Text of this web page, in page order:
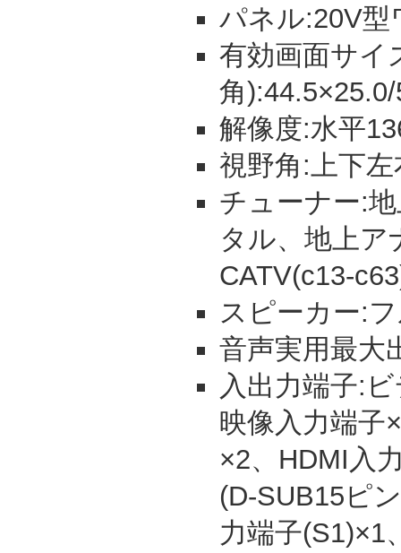
パネル:20V型
有効画面サイ
角
解像度:水平
視野角:上下
チューナー:
タル、地上ア
CATV(c13-
スピーカー:
音声実用最大
入出力端子:
映像入力端子
×2、HDMI入
(D-SUB15ピ
力端子(S1)×1